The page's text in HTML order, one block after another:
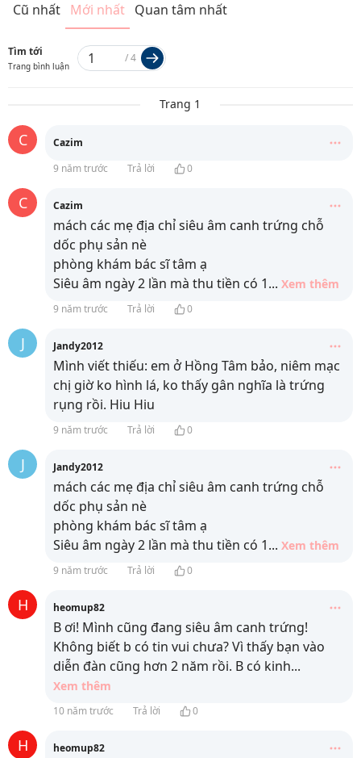
Cũ nhất Mới nhất Quan tâm nhất
Tìm tới
Trang bình luận
/4
Trang 1
C
Cazim
9 năm trước
Trả lời 0
C Cazim
mách các mẹ địa chỉ siêu âm canh trứng chỗ
dốc phụ sản nè
phòng khám bác sĩ tâm ạ
Siêu âm ngày 2 lần mà thu tiền có 1... Xem thêm
9 năm trước Trả lời 0
J Jandy2012
Mình viết thiếu: em ở Hồng Tâm bảo, niêm mạc
chị giờ ko hình lá, ko thấy gân nghĩa là trứng
rụng rồi. Hiu Hiu
9 năm trước Trả lời 0
J Jandy2012
mách các mẹ địa chỉ siêu âm canh trứng chỗ
dốc phụ sản nè
phòng khám bác sĩ tâm ạ
Siêu âm ngày 2 lần mà thu tiền có 1... Xem thêm
9 năm trước Trả lời 0
H heomup82
B ơi! Mình cũng đang siêu âm canh trứng!
Không biết b có tin vui chưa? Vì thấy bạn vào
diễn đàn cũng hơn 2 năm rồi. B có kinh...
Xem thêm
10 năm trước Trả lời 0
H heomup82